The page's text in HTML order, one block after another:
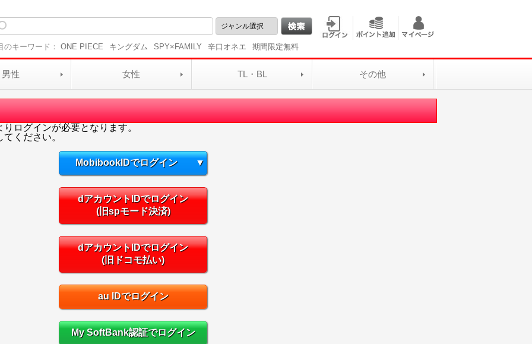
のキーワード： ONE PIECE キングダム SPY×FAMILY 辛口オネエ 期間限定無料
男性 女性 TL・BL その他
ログインが必要となります。
ください。
MobibookIDでログイン ▼
dアカウントIDでログイン
(旧spモード決済)
dアカウントIDでログイン
(旧ドコモ払い)
au IDでログイン
My SoftBank認証でログイン